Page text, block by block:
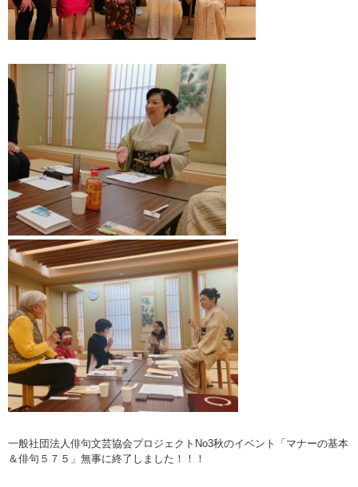
一般社団法人俳句文芸協会プロジェクトNo3秋のイベント「マナーの基本
＆俳句５７５」無事に終了しました！！！